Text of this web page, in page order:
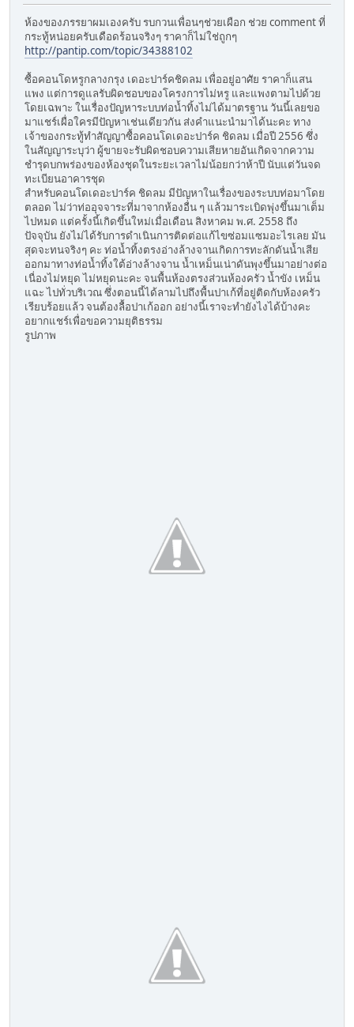
ห้องของภรรยาผมเองครับ รบกวนเพื่อนๆช่วยเผือก ช่วย comment ที่
กระทู้หน่อยครับเดือดร้อนจริงๆ ราคาก็ไม่ใช่ถูกๆ
http://pantip.com/topic/34388102
ซื้อคอนโดหรูกลางกรุง เดอะปาร์คชิดลม เพื่ออยู่อาศัย ราคาก็แสน
แพง แต่การดูแลรับผิดชอบของโครงการไม่หรู และแพงตามไปด้วย
โดยเฉพาะ ในเรื่องปัญหาระบบท่อน้ำทิ้งไม่ได้มาตรฐาน วันนี้เลยขอ
มาแชร์เผื่อใครมีปัญหาเช่นเดียวกัน ส่งคำแนะนำมาได้นะคะ ทาง
เจ้าของกระทู้ทำสัญญาซื้อคอนโดเดอะปาร์ค ชิดลม เมื่อปี 2556 ซึ่ง
ในสัญญาระบุว่า ผู้ขายจะรับผิดชอบความเสียหายอันเกิดจากความ
ชำรุดบกพร่องของห้องชุดในระยะเวลาไม่น้อยกว่าห้าปี นับแต่วันจด
ทะเบียนอาคารชุด
สำหรับคอนโดเดอะปาร์ค ชิดลม มีปัญหาในเรื่องของระบบท่อมาโดย
ตลอด ไม่ว่าท่ออุจจาระที่มาจากห้องอื่น ๆ แล้วมาระเบิดพุ่งขึ้นมาเต็ม
ไปหมด แต่ครั้งนี้เกิดขึ้นใหม่เมื่อเดือน สิงหาคม พ.ศ. 2558 ถึง
ปัจจุบัน ยังไม่ได้รับการดำเนินการติดต่อแก้ไขซ่อมแซมอะไรเลย มัน
สุดจะทนจริงๆ คะ ท่อน้ำทิ้งตรงอ่างล้างจานเกิดการทะลักดันน้ำเสีย
ออกมาทางท่อน้ำทิ้งใต้อ่างล้างจาน น้ำเหม็นเน่าดันพุงขึ้นมาอย่างต่อ
เนื่องไม่หยุด ไม่หยุดนะคะ จนพื้นห้องตรงส่วนห้องครัว น้ำขัง เหม็น
แฉะ ไปทั่วบริเวณ ซึ่งตอนนี้ได้ลามไปถึงพื้นปาเก้ที่อยู่ติดกับห้องครัว
เรียบร้อยแล้ว จนต้องลื้อปาเก้ออก อย่างนี้เราจะทำยังไงได้บ้างคะ
อยากแชร์เพื่อขอความยุติธรรม
รูปภาพ